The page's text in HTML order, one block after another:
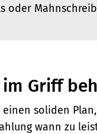
oder
im Griff
soliden
wann zu